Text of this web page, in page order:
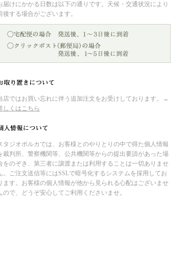
届けにかかる日数は以下の通りです。天候・交通状況により
後する場合がございます。
店ではお買い忘れに伴う追加注文をお受けしております。→
しくはこちら
タジオポルカでは、お客様とのやりとりの中で得た個人情報
裁判所、警察機関等、公共機関等からの提出要請があった場
をのぞき、第三者に譲渡または利用することは一切ありませ
。ご注文送信等にはSSLで暗号化するシステムを採用してお
ます。お客様の個人情報が他から見られる心配はございませ
ので、どうぞ安心してご利用くださいませ。